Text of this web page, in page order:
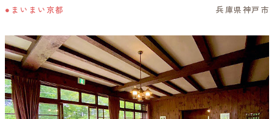
●まいまい京都 兵庫県神戸市